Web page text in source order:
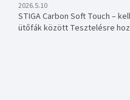
2026.5.10
STIGA Carbon Soft Touch –
ütőfák között Tesztelésre